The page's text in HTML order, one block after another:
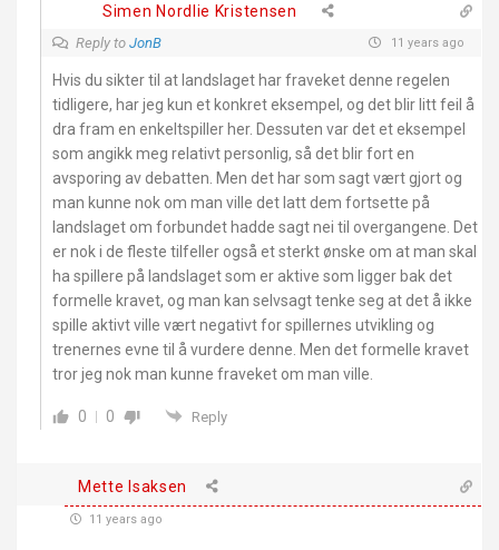
Simen Nordlie Kristensen
Reply to JonB 11 years ago
Hvis du sikter til at landslaget har fraveket denne regelen
tidligere, har jeg kun et konkret eksempel, og det blir litt feil å
dra fram en enkeltspiller her. Dessuten var det et eksempel
som angikk meg relativt personlig, så det blir fort en
avsporing av debatten. Men det har som sagt vært gjort og
man kunne nok om man ville det latt dem fortsette på
landslaget om forbundet hadde sagt nei til overgangene. Det
er nok i de fleste tilfeller også et sterkt ønske om at man skal
ha spillere på landslaget som er aktive som ligger bak det
formelle kravet, og man kan selvsagt tenke seg at det å ikke
spille aktivt ville vært negativt for spillernes utvikling og
trenernes evne til å vurdere denne. Men det formelle kravet
tror jeg nok man kunne fraveket om man ville.
0 0 Reply
Mette Isaksen
11 years ago